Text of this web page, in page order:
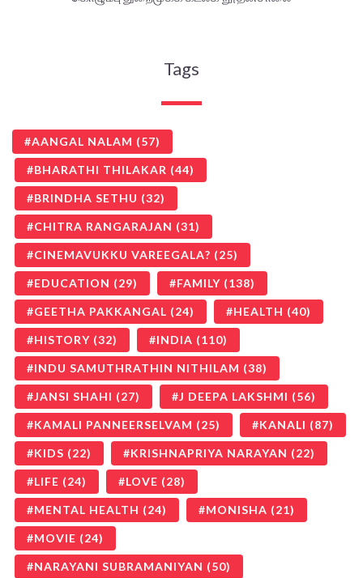
Tags
AANGAL NALAM (57)
BHARATHI THILAKAR (44)
BRINDHA SETHU (32)
CHITRA RANGARAJAN (31)
CINEMAVUKKU VAREEGALA? (25)
EDUCATION (29) FAMILY (138)
GEETHA PAKKANGAL (24) HEALTH (40)
HISTORY (32) INDIA (110)
INDU SAMUTHRATHIN NITHILAM (38)
JANSI SHAHI (27) J DEEPA LAKSHMI (56)
KAMALI PANNEERSELVAM (25) KANALI (87)
KIDS (22) KRISHNAPRIYA NARAYAN (22)
LIFE (24) LOVE (28)
MENTAL HEALTH (24) MONISHA (21)
MOVIE (24)
NARAYANI SUBRAMANIYAN (50)